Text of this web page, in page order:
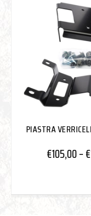
PIASTRA
€105,00–€